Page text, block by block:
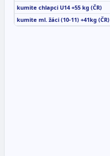
kumite chlapci U14 +55 kg (ČR)
kumite ml. žáci (10-11) +41kg (ČR)